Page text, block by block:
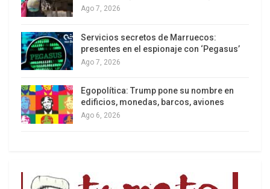
Los latinos le van dando la espalda a Trump
Ago 7, 2026
Servicios secretos de Marruecos:
presentes en el espionaje con ‘Pegasus’
Ago 7, 2026
Egopolítica: Trump pone su nombre en
edificios, monedas, barcos, aviones
Ago 6, 2026